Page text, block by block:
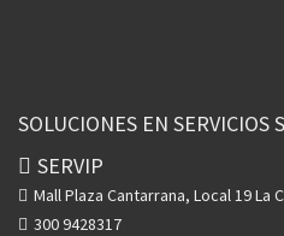
SOLUCIONES EN SERVICIOS
SERVIP
Mall Plaza Cantarrana, Local 19La
300 9428317